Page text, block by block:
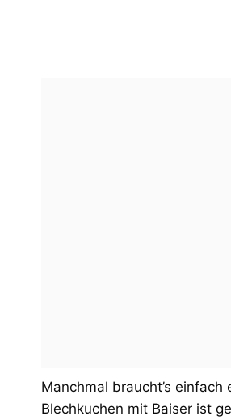
Manchmal braucht’s
Blechkuchen mit Baiser ist